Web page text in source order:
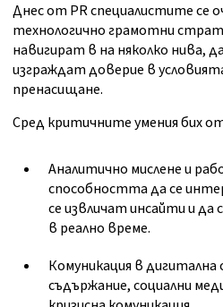
Днес от PR специалистите се
технологично грамотни
навигират в на няколко нива,
изграждат доверие в
пренасищане.
Сред критичните умения бих
Аналитично мислене и
способността да се
се извличат инсайти и
в реално време.
Комуникация в дигитална
съдържание, социални